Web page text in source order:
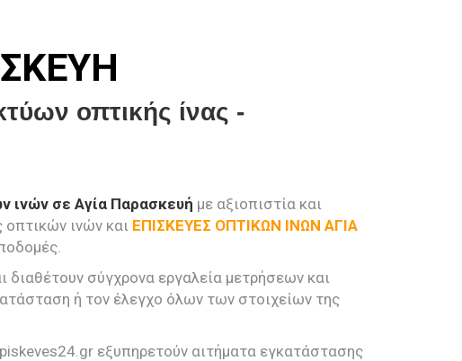
οπτικής ίνας -
ινών σε Αγία Παρασκευή με αξιοπιστία και
οπτικών ινών και ΕΠΙΣΚΕΥΕΣ ΟΠΤΙΚΩΝ ΙΝΩΝ ΑΓΙΑ
διαθέτουν σύγχρονα εργαλεία μετρήσεων και
ή τον έλεγχο όλων των στοιχείων της
εξυπηρετούν αιτήματα εγκατάστασης